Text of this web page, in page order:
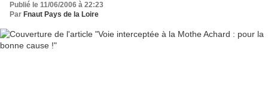
Publié le 11/06/2006 à 22:23
Par Fnaut Pays de la Loire